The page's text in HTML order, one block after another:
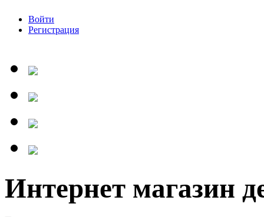
Войти
Регистрация
Интернет магазин